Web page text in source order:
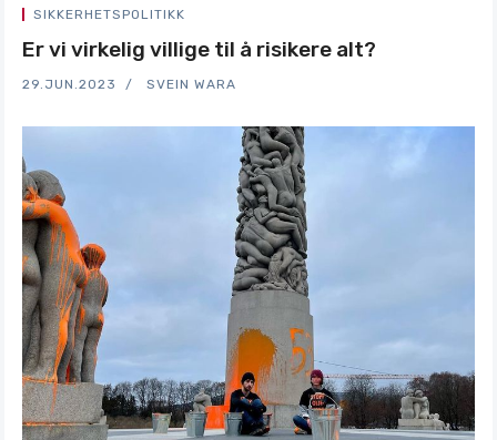
SIKKERHETSPOLITIKK
Er vi virkelig villige til å risikere alt?
29.JUN.2023 SVEIN WARA